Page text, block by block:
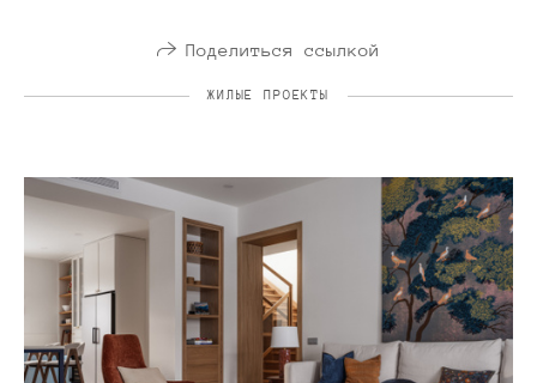
Поделиться ссылкой
ЖИЛЫЕ ПРОЕКТЫ